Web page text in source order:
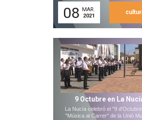
08 MAR.
2021
9 Octubre en La
La Nucía celebró el "9
"Música al Carrer" de la Unió